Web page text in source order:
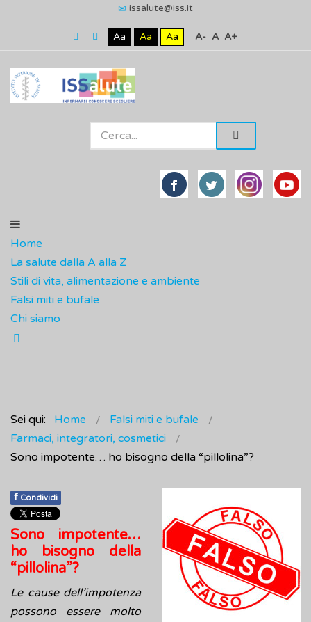
issalute@iss.it
Aa Aa Aa A- A A+
Home
La salute dalla A alla Z
Stili di vita, alimentazione e ambiente
Falsi miti e bufale
Chi siamo
Sei qui: Home
Falsi miti e bufale
Farmaci, integratori, cosmetici
Sono impotente… ho bisogno della “pillolina”?
f Condividi
Sono impotente…
ho bisogno della
“pillolina”?
Le cause dell’impotenza
possono essere molto